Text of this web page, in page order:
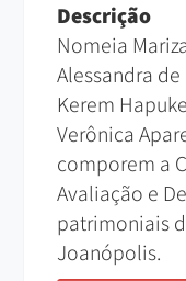
Descrição
Nomeia
Alessandra
Kerem
Verônica
comporem a
Avaliação e
patrimoniais
Joanópolis.